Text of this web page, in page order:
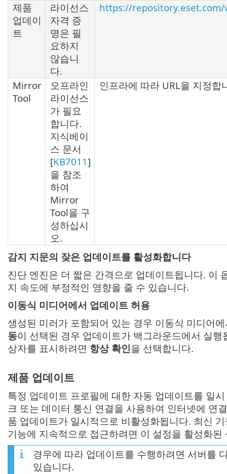
제품
업데이
트
라이선스
자격 증
명은 필
요하지
않습니
다.
https://repository.eset.com/
Mirror
Tool
오프라인
라이선스
가 필요
합니다.
지식베이
스 문서
[KB7011]
을 참조
하여
Mirror
Tool을 구
성하십시
오.
인프라에 따라 URL을 지정합
감지 지문의 잦은 업데이트를 활성화합니다
진단 엔진은 더 짧은 간격으로 업데이트됩니다. 이
지 속도에 부정적인 영향을 줄 수 있습니다.
이동식 미디어에서 업데이트 허용
생성된 미러가 포함되어 있는 경우 이동식 미디어
동이 선택된 경우 업데이트가 백그라운드에서 실
상자를 표시하려면 항상 확인을 선택합니다.
제품 업데이트
특정 업데이트 프로필에 대한 자동 업데이트를 일
크 또는 데이터 통신 연결을 사용하여 인터넷에 연
품 업데이트가 일시적으로 비활성화됩니다. 최신
기능에 지속적으로 접근하려면 이 설정을 활성화된
경우에 따라 업데이트를 수행하려면 서버를
있습니다.